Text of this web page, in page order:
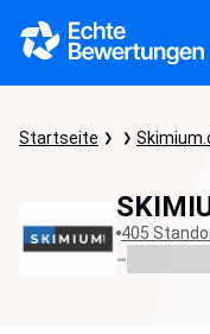
Startseite
405
-